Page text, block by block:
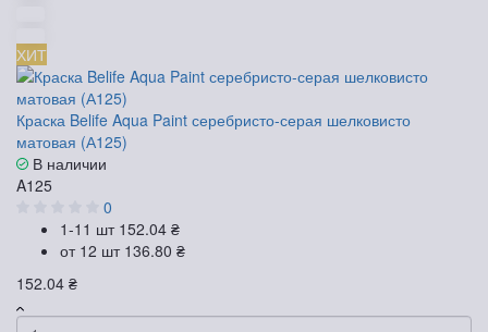
ХИТ
Краска Belife Aqua Paint серебристо-серая шелковисто
матовая (А125)
В наличии
A125
0
1-11 шт 152.04 ₴
от 12 шт 136.80 ₴
152.04 ₴